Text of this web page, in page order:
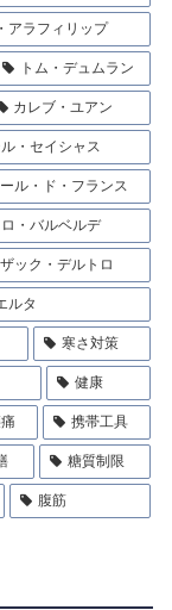
アラフィリップ
トム・デュムラン
カレブ・ユアン
・セイシャス
ル・ド・フランス
・バルベルデ
ック・デルトロ
ルタ
寒さ対策
健康
携帯工具
糖質制限
腹筋